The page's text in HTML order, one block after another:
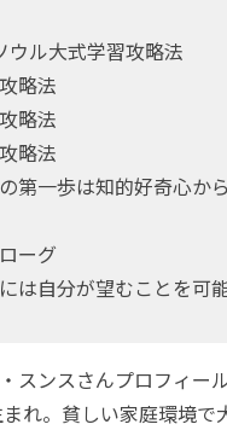
ル大式学習攻略法
略法
略法
略法
第一歩は知的好奇心
ーグ
は自分が望むことを可
スンスさんプロフィー
れ。貧しい家庭環境で